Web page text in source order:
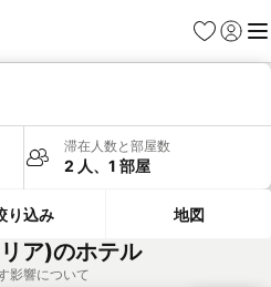
お気に入り
ログイ
メ
滞在人数と部屋数
2 人、1 部屋
り込み 地図
ア)のホテル
影響について